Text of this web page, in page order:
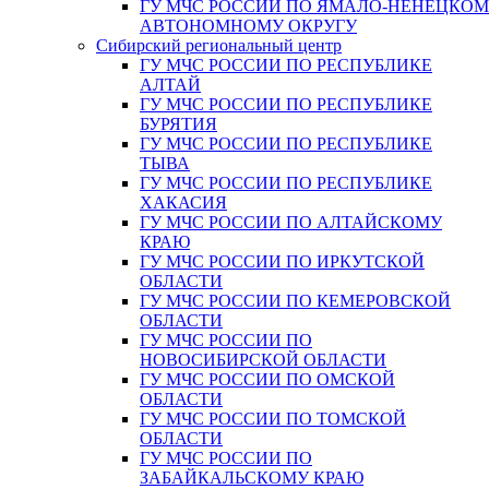
ГУ МЧС РОССИИ ПО ЯМАЛО-
АВТОНОМНОМУ ОКРУГУ
Сибирский региональный центр
ГУ МЧС РОССИИ ПО РЕСПУБЛИКЕ
АЛТАЙ
ГУ МЧС РОССИИ ПО РЕСПУБЛИКЕ
БУРЯТИЯ
ГУ МЧС РОССИИ ПО РЕСПУБЛИКЕ
ТЫВА
ГУ МЧС РОССИИ ПО РЕСПУБЛИКЕ
ХАКАСИЯ
ГУ МЧС РОССИИ ПО АЛТАЙСКОМУ
КРАЮ
ГУ МЧС РОССИИ ПО ИРКУТСКОЙ
ОБЛАСТИ
ГУ МЧС РОССИИ ПО КЕМЕРОВСКОЙ
ОБЛАСТИ
ГУ МЧС РОССИИ ПО
НОВОСИБИРСКОЙ ОБЛАСТИ
ГУ МЧС РОССИИ ПО ОМСКОЙ
ОБЛАСТИ
ГУ МЧС РОССИИ ПО ТОМСКОЙ
ОБЛАСТИ
ГУ МЧС РОССИИ ПО
ЗАБАЙКАЛЬСКОМУ КРАЮ